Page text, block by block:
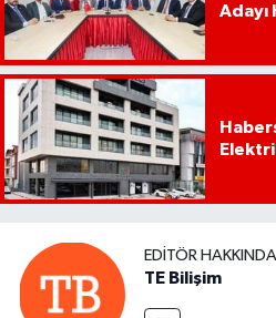
Adayı
EDITÖR HAKKINDA
TE Bilişim